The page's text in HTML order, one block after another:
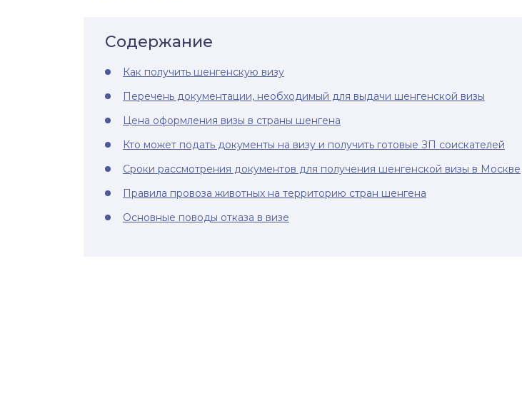
Содержание
Как получить шенгенскую визу
Перечень документации, необходимый для выдачи шенгенской визы
Цена оформления визы в страны шенгена
Кто может подать документы на визу и получить готовые ЗП соискателей
Сроки рассмотрения документов для получения шенгенской визы в Москве
Правила провоза животных на территорию стран шенгена
Основные поводы отказа в визе